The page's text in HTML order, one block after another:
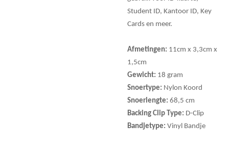
Student ID, Kantoor ID, Key
Cards en meer.
Afmetingen: 11cm x 3,3cm x
1,5cm
Gewicht: 18 gram
Snoertype: Nylon Koord
Snoerlengte: 68,5 cm
Backing Clip Type: D-Clip
Bandjetype: Vinyl Bandje